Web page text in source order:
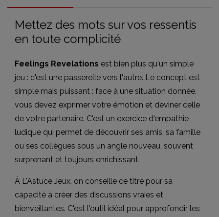
Mettez des mots sur vos ressentis
en toute complicité
Feelings Revelations est bien plus qu'un simple
jeu : c'est une passerelle vers l'autre. Le concept est
simple mais puissant : face à une situation donnée,
vous devez exprimer votre émotion et deviner celle
de votre partenaire. C'est un exercice d'empathie
ludique qui permet de découvrir ses amis, sa famille
ou ses collègues sous un angle nouveau, souvent
surprenant et toujours enrichissant.
À L'Astuce Jeux, on conseille ce titre pour sa
capacité à créer des discussions vraies et
bienveillantes. C'est l'outil idéal pour approfondir les